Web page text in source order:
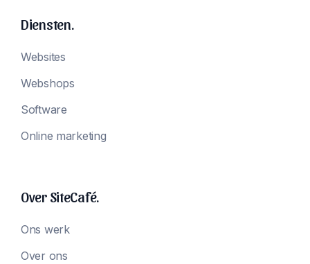
Diensten.
Websites
Webshops
Software
Online marketing
Over SiteCafé.
Ons werk
Over ons